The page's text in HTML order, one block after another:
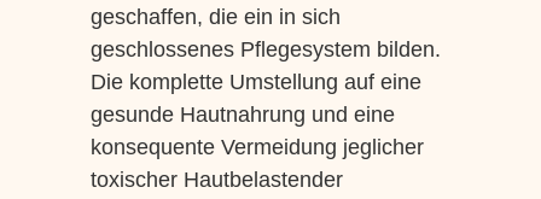
geschaffen, die ein in sich
geschlossenes Pflegesystem bilden.
Die komplette Umstellung auf eine
gesunde Hautnahrung und eine
konsequente Vermeidung jeglicher
toxischer Hautbelastender